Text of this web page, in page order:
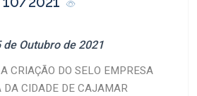
de Outubro de 2021
CRIAÇÃO DO SELO EMPRESA
DA CIDADE DE CAJAMAR